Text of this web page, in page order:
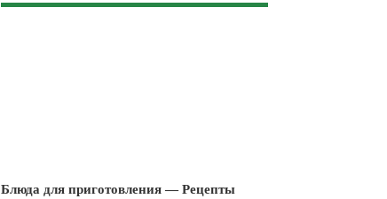
Блюда для приготовления — Рецепты